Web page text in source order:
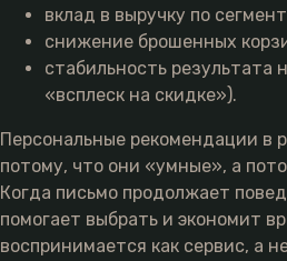
вклад в выручку по
снижение брошенных
стабильность результата
«всплеск на скидке»).
Персональные рекомендации в
потому, что они «умные», а
Когда письмо продолжает
помогает выбрать и экономит
воспринимается как сервис, а